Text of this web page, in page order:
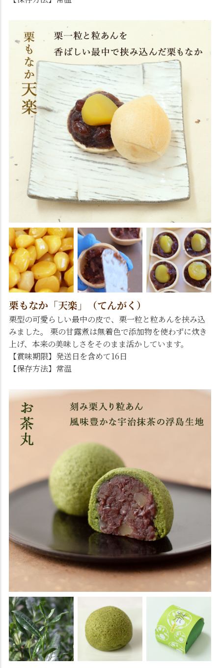
栗もなか「天楽」（てんがく）
栗型の可愛らしい最中の皮で、栗一粒と粒あんを挟み込
みました。 栗の甘露煮は無着色で添加物を使わずに炊き
上げ、本来の美味しさをそのまま活かしています。
【賞味期限】発送日を含めて16日
【保存方法】常温